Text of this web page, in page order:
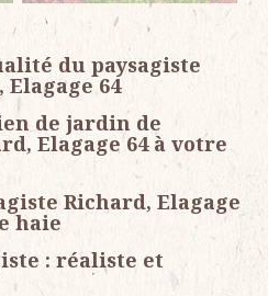
du paysagiste
64
de jardin de
Elagage 64 à votre
Richard, Elagage
haie
: réaliste et